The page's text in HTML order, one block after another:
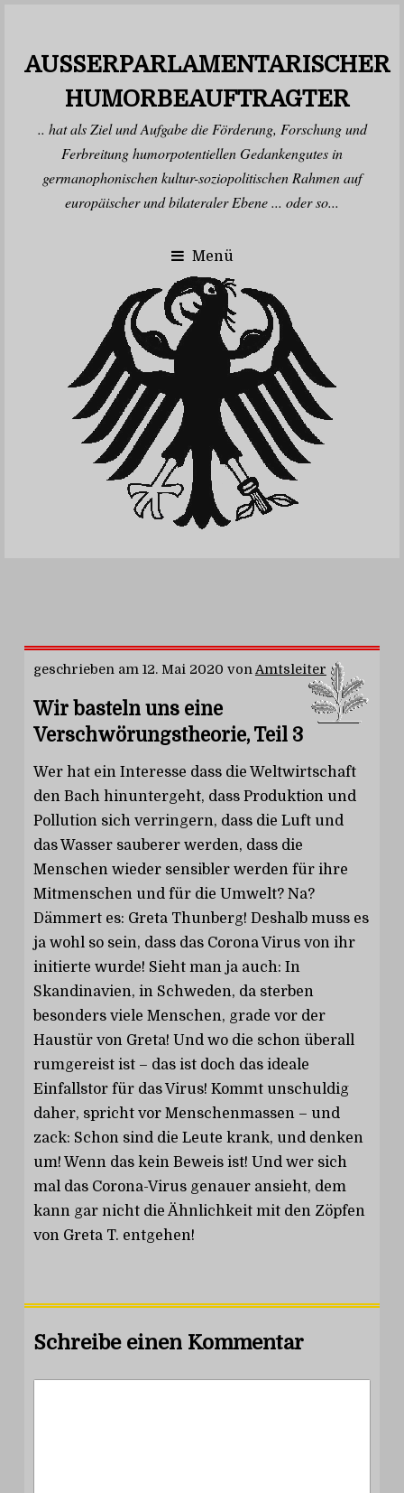
AUSSERPARLAMENTARISCHER H
UMORBEAUFTRAGTER
.. hat als Ziel und Aufgabe die Förderung, Forschung und
Ferbreitung humorpotentiellen Gedankengutes in
germanophonischen kultur-soziopolitischen Rahmen auf
europäischer und bilateraler Ebene ... oder so...
geschrieben am 12. Mai 2020 von Amtsleiter
Wir basteln uns eine
Verschwörungstheorie, Teil 3
Wer hat ein Interesse dass die Weltwirtschaft
den Bach hinuntergeht, dass Produktion und
Pollution sich verringern, dass die Luft und
das Wasser sauberer werden, dass die
Menschen wieder sensibler werden für ihre
Mitmenschen und für die Umwelt? Na?
Dämmert es: Greta Thunberg! Deshalb muss es
ja wohl so sein, dass das Corona Virus von ihr
initierte wurde! Sieht man ja auch: In
Skandinavien, in Schweden, da sterben
besonders viele Menschen, grade vor der
Haustür von Greta! Und wo die schon überall
rumgereist ist – das ist doch das ideale
Einfallstor für das Virus! Kommt unschuldig
daher, spricht vor Menschenmassen – und
zack: Schon sind die Leute krank, und denken
um! Wenn das kein Beweis ist! Und wer sich
mal das Corona-Virus genauer ansieht, dem
kann gar nicht die Ähnlichkeit mit den Zöpfen
von Greta T. entgehen!
Schreibe einen Kommentar